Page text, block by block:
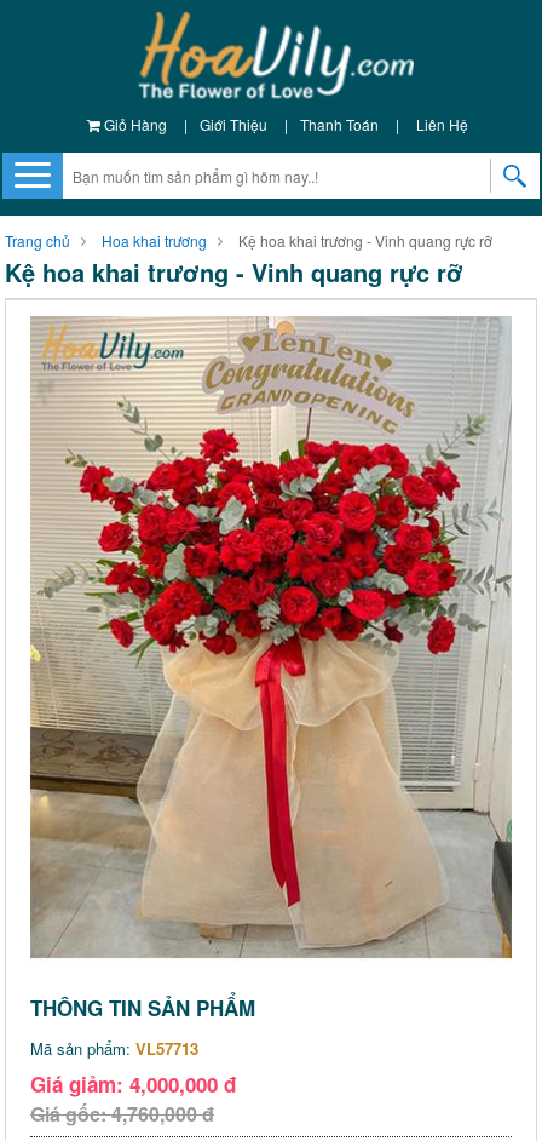
Giỏ Hàng | Giới Thiệu | Thanh Toán | Liên Hệ
Trang chủ Hoa khai trương Kệ hoa khai trương - Vinh quang rực rỡ
Kệ hoa khai trương - Vinh quang rực rỡ
THÔNG TIN SẢN PHẨM
Mã sản phẩm: VL57713
Giá giảm: 4,000,000 đ
Giá gốc: 4,760,000 đ